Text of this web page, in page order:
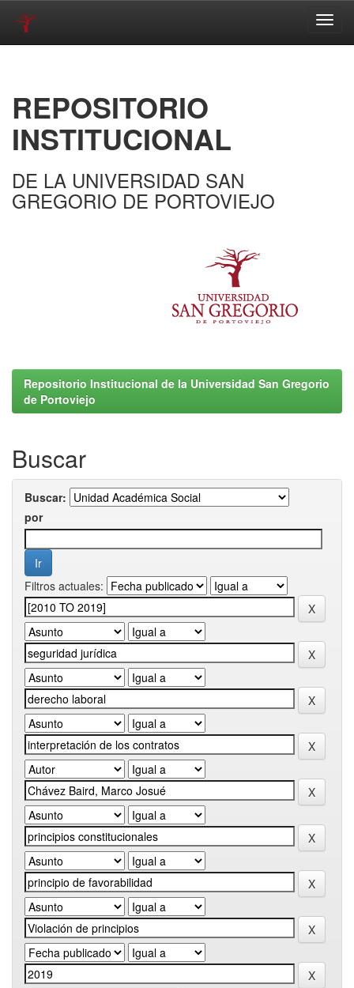
REPOSITORIO
INSTITUCIONAL
DE LA UNIVERSIDAD SAN
GREGORIO DE PORTOVIEJO
Repositorio Institucional de la Universidad San Gregorio
de Portoviejo
Buscar
Buscar:
por
Filtros actuales: